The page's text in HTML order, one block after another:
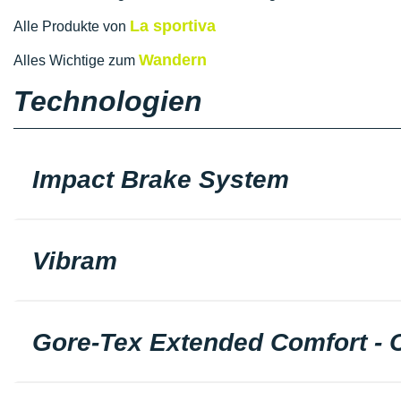
Alle Produkte von La sportiva
Alles Wichtige zum Wandern
Technologien
Impact Brake System
Vibram
Gore-Tex Extended Comfort -